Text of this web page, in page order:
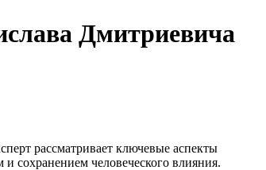
Дмитриевича
рассматривает ключевые аспекты
сохранением человеческого влияния.